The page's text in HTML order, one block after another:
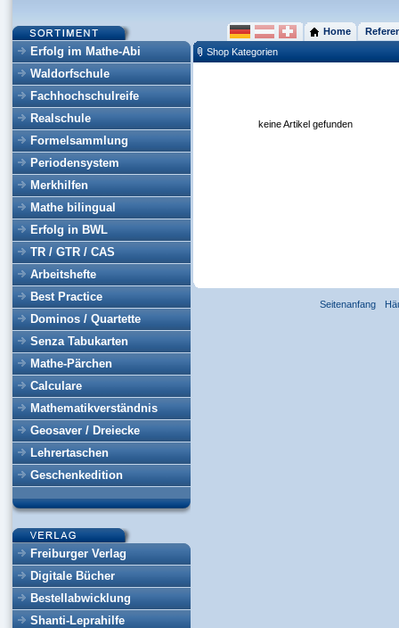
Erfolg im Mathe-Abi
Waldorfschule
Fachhochschulreife
Realschule
Formelsammlung
Periodensystem
Merkhilfen
Mathe bilingual
Erfolg in BWL
TR / GTR / CAS
Arbeitshefte
Best Practice
Dominos / Quartette
Senza Tabukarten
Mathe-Pärchen
Calculare
Mathematikverständnis
Geosaver / Dreiecke
Lehrertaschen
Geschenkedition
Freiburger Verlag
Digitale Bücher
Bestellabwicklung
Shanti-Leprahilfe
Home
Shop Kategorien
keine Artikel gefunden
Seitenanfang